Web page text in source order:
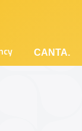
CANTA.